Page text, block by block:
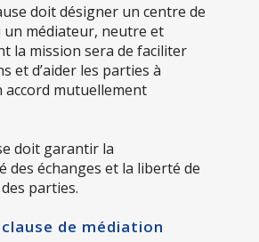
doit désigner un centre de
un médiateur, neutre et
la mission sera de faciliter
et d’aider les parties à
accord mutuellement
doit garantir la
des échanges et la liberté de
parties.
de médiation